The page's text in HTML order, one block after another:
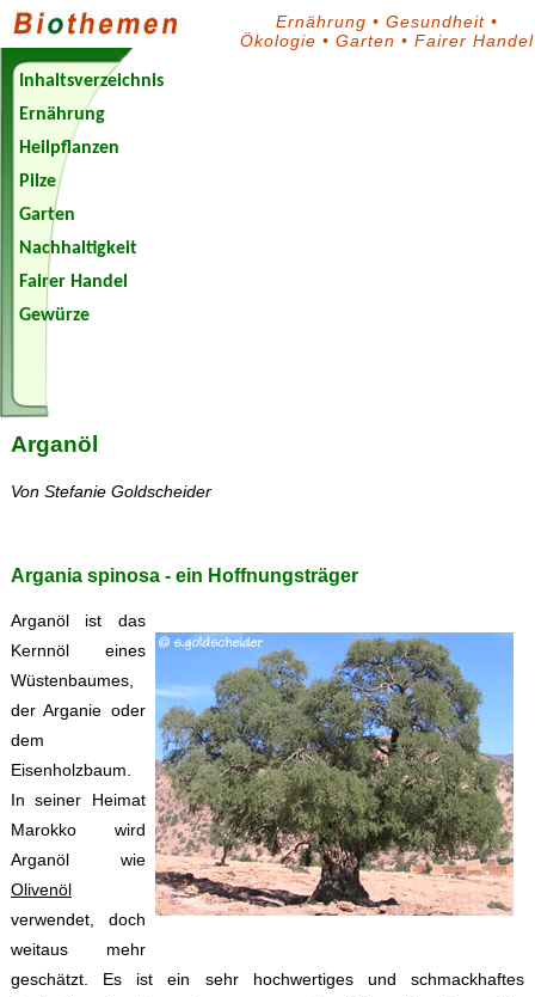
Ernährung • Gesundheit•
Ökologie • Garten • Fairer Handel
Inhaltsverzeichnis
Ernährung
Heilpflanzen
Pilze
Garten
Nachhaltigkeit
Fairer Handel
Gewürze
Arganöl
Von Stefanie Goldscheider
Argania spinosa - ein Hoffnungsträger
Arganöl ist das
Kernnöl eines
Wüstenbaumes,
der Arganie oder
dem
Eisenholzbaum.
In seiner Heimat
Marokko wird
Arganöl wie
Olivenöl
verwendet, doch
weitaus mehr
geschätzt. Es ist ein sehr hochwertiges und schmackhaftes